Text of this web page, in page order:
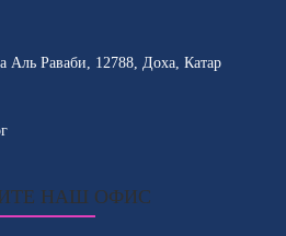
Аль Раваби, 12788, Доха, Катар
НАШ ОФИС